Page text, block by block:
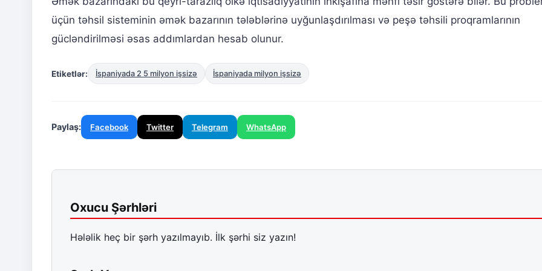
üçün təhsil sisteminin əmək bazarının tələblərinə uyğunlaşdırılması və peşə təhsili proqramlarının
gücləndirilməsi əsas addımlardan hesab olunur.
Etiketlər: İspaniyada 2 5 milyon işsizə İspaniyada milyon işsizə
Paylaş: Facebook Twitter Telegram WhatsApp
Oxucu Şərhləri
Hələlik heç bir şərh yazılmayıb. İlk şərhi siz yazın!